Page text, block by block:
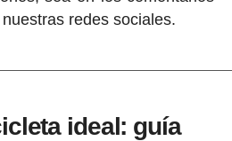
redes sociales.
ideal: guía